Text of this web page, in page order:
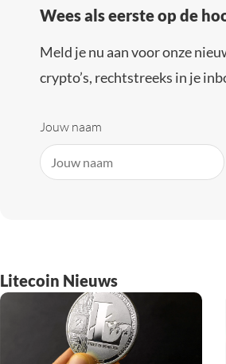
Wees als eerste op de
Meld je nu aan voor onze
crypto’s, rechtstreeks in je
Jouw naam
Litecoin Nieuws